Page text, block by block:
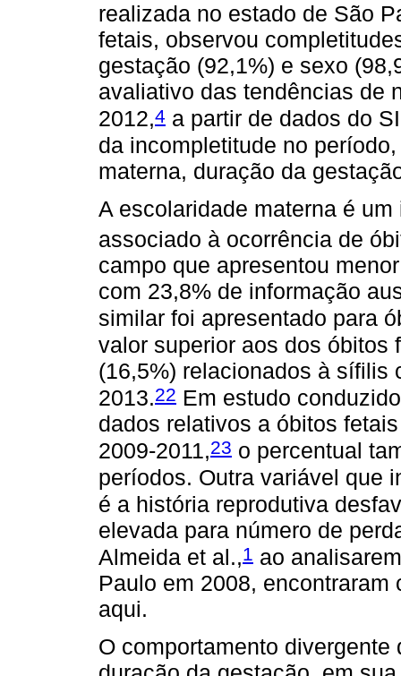
realizada no estado de São
fetais, observou
gestação (92,1%) e sexo
avaliativo das tendências de
2012,4 a partir de dados do
da incompletitude no
materna, duração da
A escolaridade materna é
associado à ocorrência de
campo que apresentou
com 23,8% de informação
similar foi apresentado para
valor superior aos dos óbitos
(16,5%) relacionados à sífilis
2013.22 Em estudo
dados relativos a óbitos
2009-2011,23 o percentual
períodos. Outra variável que
é a história reprodutiva
elevada para número de
Almeida et al.,1 ao
Paulo em 2008,
aqui.
O comportamento